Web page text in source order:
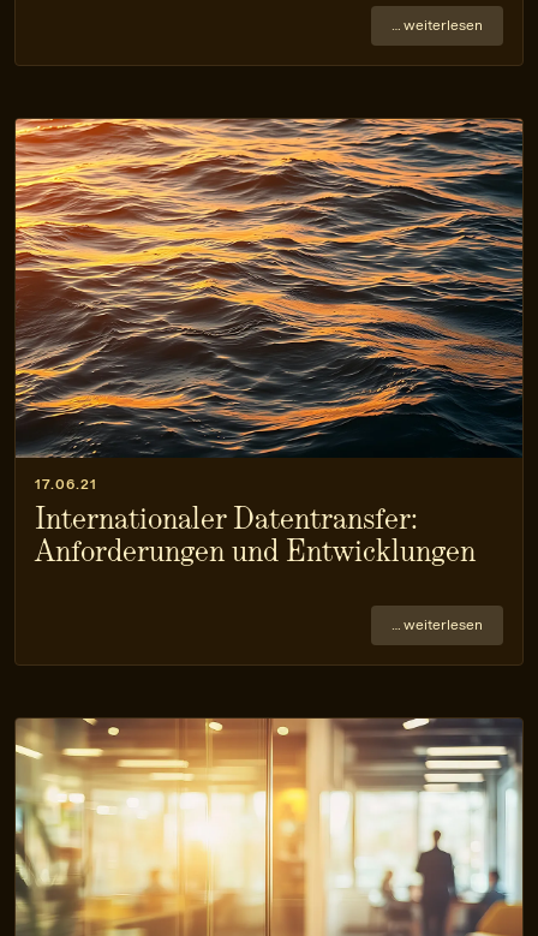
… weiterlesen
17.06.21
Internationaler Datentransfer:
Anforderungen und Entwicklungen
… weiterlesen